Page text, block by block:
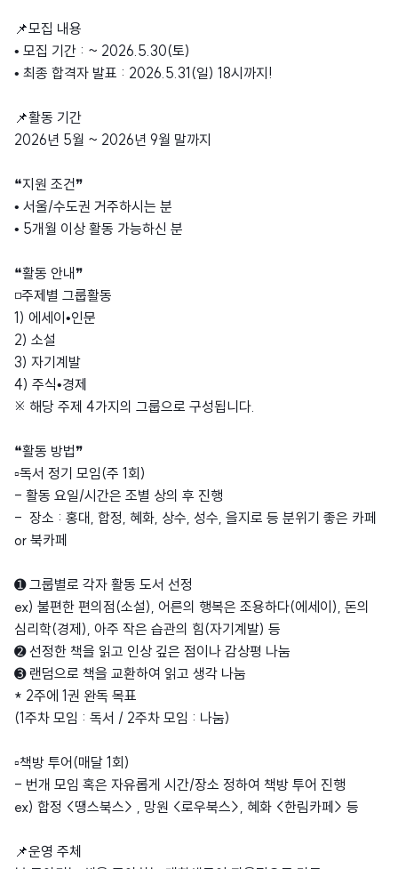
📌모집 내용
• 모집 기간 : ~ 2026.5.30(토)
• 최종 합격자 발표 : 2026.5.31(일) 18시까지!
📌활동 기간
2026년 5월 ~ 2026년 9월 말까지
❝지원 조건❞
• 서울/수도권 거주하시는 분
• 5개월 이상 활동 가능하신 분
❝활동 안내❞
◽️주제별 그룹활동
1) 에세이•인문
2) 소설
3) 자기계발
4) 주식•경제
※ 해당 주제 4가지의 그룹으로 구성됩니다.
❝활동 방법❞
▫️독서 정기 모임(주 1회)
- 활동 요일/시간은 조별 상의 후 진행
- 장소 : 홍대, 합정, 혜화, 상수, 성수, 을지로 등 분위기 좋은 카페
or 북카페
➊ 그룹별로 각자 활동 도서 선정
ex) 불편한 편의점(소설), 어른의 행복은 조용하다(에세이), 돈의
심리학(경제), 아주 작은 습관의 힘(자기계발) 등
➋ 선정한 책을 읽고 인상 깊은 점이나 감상평 나눔
➌ 랜덤으로 책을 교환하여 읽고 생각 나눔
* 2주에 1권 완독 목표
(1주차 모임 : 독서 / 2주차 모임 : 나눔)
▫️책방 투어(매달 1회)
- 번개 모임 혹은 자유롭게 시간/장소 정하여 책방 투어 진행
ex) 합정 <땡스북스> , 망원 <로우북스>, 혜화 <한림카페> 등
📌운영 주체